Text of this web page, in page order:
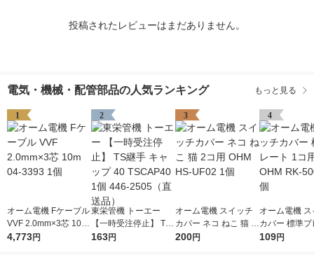
投稿されたレビューはまだありません。
電気・機械・配管部品の人気ランキング もっと見る
1
オーム電機 Fケーブル
VVF 2.0mm×3芯 10m
04-3393 1個
4,773円
2
東栄管機 トーエー
【一時受注停止】 TS
継手 キャップ 40 TSC
163円
3
オーム電機 スイッチ
カバー ネコ ねこ 猫 2
コ用 OHM HS-UF02 1
200円
4
オーム電機
カバー 標準
1コ用 白
109円